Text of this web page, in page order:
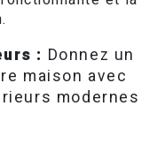
: Donnez un
maison avec
modernes